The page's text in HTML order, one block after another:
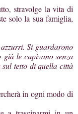
stravolge la vita di
solo la sua famiglia,
Si guardarono
le capivano senza
tetto di quella città
in ogni modo di